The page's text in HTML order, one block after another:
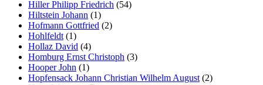
Hiller Philipp Friedrich (54)
Hiltstein Johann (1)
Hofmann Gottfried (2)
Hohlfeldt (1)
Hollaz David (4)
Homburg Ernst Christoph (3)
Hooper John (1)
Hopfensack Johann Christian Wilhelm August (2)